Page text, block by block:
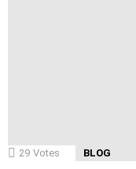
29 Votes BLOG